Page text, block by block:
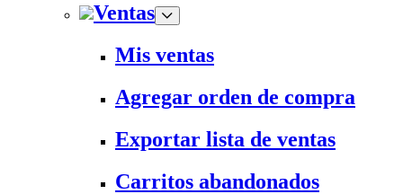
Ventas
Mis ventas
Agregar orden de compra
Exportar lista de ventas
Carritos abandonados